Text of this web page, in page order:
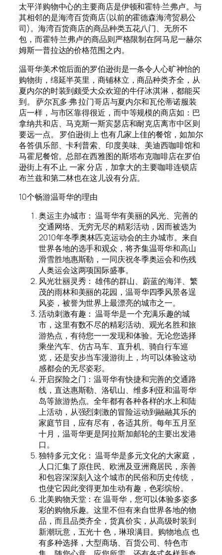
太平洋购物中心的主要商店是伊顿和霍特·兰弗卢。与
其相邻的是海湾百货商店(以前的霍德森海湾贸易公
司)。海湾百货商店的商品种类五花八门、无所不
包，而霍特·兰弗卢的商品则严格限制在阿马尼一赫尔
姆斯一普拉达的价格范围之内。
温哥华美术馆后面的罗伯逊街是一条令人心旷神怡的
购物街，绵延半英里，商铺林立，商品种类齐全，从
夏内尔的时装到颇受大众欢迎的牛仔冰淇淋，都能买
到。 萨尔瓦多·弗 拉门哥店与夏内尔和瓦伦蒂诺服装
店一样，与市区靠得很近，而中等规模的商店如：巴
拿纳共和店、马克斯一斯宾瑟店和耐克店离市中区则
要远一点。 罗伯逊街上 也有几家上佳的餐馆，如加尔
各答俱乐部、卡利普索、印度美味、美迪西咖啡馆和
马霍尼餐馆。总部在西雅图的斯塔布克咖啡店在罗伯
逊街上有不止, 一家 分店，加拿大的主要咖啡连锁店
布兰兹和第二林也在这儿设有分店。
10个畅游温哥华的理由
奥运主办城市： 温哥华有美丽的风光、完善的
交通网络、无穷无尽的精彩活动，因而被选为
2010年冬季奥林匹克运动会的主办城市。来自
世界各地的选手和观众，将齐集温哥华和高山
滑雪胜地惠斯勒，一同庆祝冬季奥运会和伤残
人奥运会这两项国际盛事。
风光壮丽灵秀： 雄伟的群山、蔚蓝的海洋、繁
茂的雨林和美丽的花园，温哥华四季风景各逞
风姿，被誉为世界上最漂亮的城市之一。
活动刺激有趣： 温哥华是一个充满乐趣的城
市，这里有数不尽的精彩活动、观光名胜和旅
游热点，有待您一一发现和体验。无论您选择
乘坐汽车、仿古马车、直升机、骑自行车巡
览，还是安步当车漫游街上，均可以体验这动
感都会的无尽姿彩。
开启探险之门：温哥华有快捷和完善的交通路
线，直达惠斯勒、洛矶山、维多利亚和温哥华
岛等旅游热点。全年都有各种各样的水上和陆
上活动，从强烈刺激的冒险运动到融融其乐的
家庭节目，应有尽有，各适其所。每年五月至
十月，温哥华更是阿拉斯加邮轮的主要出发港
口。
独特多元文化： 温哥华是多元文化的大家庭，
人口汇集了原住民、欧洲及亚洲裔居民，亲善
和包容深深刻入这个城市的民俗和历史传统，
也使它因此变得更加生动有趣，色彩缤纷。
北美购物天堂：在 温哥华，您可以体验多姿多
彩的购物乐趣。这里不但有来自世界各地的物
品，而且品类齐全，货真价实，从高级时装到
新潮玩意，五光十 色，琳琅满目。购物地点 也
有多种选择，大型商场、百货公司、特色市